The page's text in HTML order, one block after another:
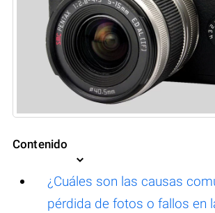
Contenido
¿Cuáles son las causas
pérdida de fotos o fallos en